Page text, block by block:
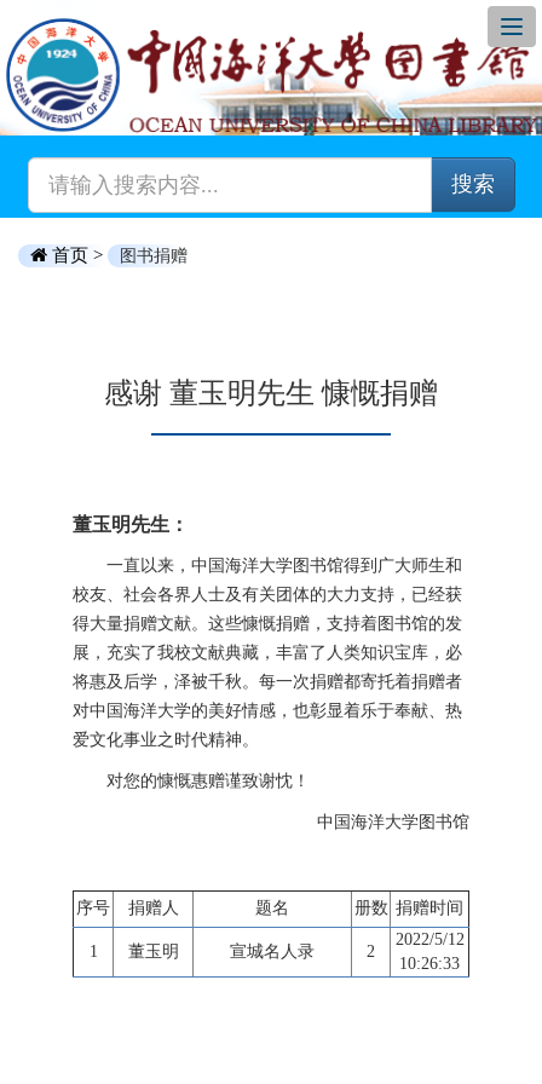
搜索
首页 > 图书捐赠
感谢 董玉明先生 慷慨捐赠
董玉明先生：
一直以来，中国海洋大学图书馆得到广大师生和
校友、社会各界人士及有关团体的大力支持，已经获
得大量捐赠文献。这些慷慨捐赠，支持着图书馆的发
展，充实了我校文献典藏，丰富了人类知识宝库，必
将惠及后学，泽被千秋。每一次捐赠都寄托着捐赠者
对中国海洋大学的美好情感，也彰显着乐于奉献、热
爱文化事业之时代精神。
对您的慷慨惠赠谨致谢忱！
中国海洋大学图书馆
序号 捐赠人 题名 册数 捐赠时间
1 董玉明 宣城名人录 2
2022/5/12
10:26:33